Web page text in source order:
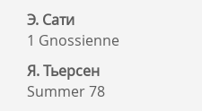
Э. Сати
1 Gnossienne
Я. Тьерсен
Summer 78